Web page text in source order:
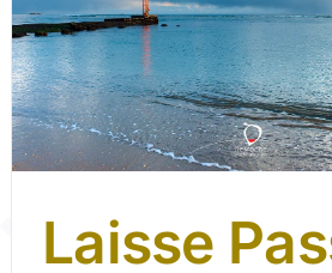
Laisse